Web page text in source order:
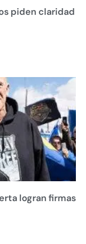
piden claridad
logran firmas